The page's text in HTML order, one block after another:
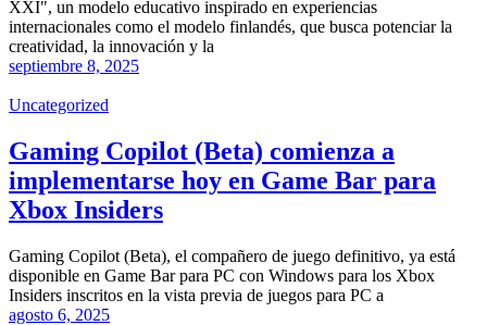
XXI", un modelo educativo inspirado en experiencias
internacionales como el modelo finlandés, que busca potenciar la
creatividad, la innovación y la
septiembre 8, 2025
Uncategorized
Gaming Copilot (Beta) comienza a
implementarse hoy en Game Bar para
Xbox Insiders
Gaming Copilot (Beta), el compañero de juego definitivo, ya está
disponible en Game Bar para PC con Windows para los Xbox
Insiders inscritos en la vista previa de juegos para PC a
agosto 6, 2025